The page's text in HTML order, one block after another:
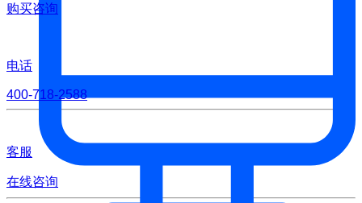
购买咨询
电话
400-718-2588
客服
在线咨询